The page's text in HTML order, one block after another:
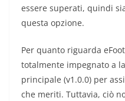
essere superati, quindi
questa opzione.
Per quanto riguarda
totalmente impegnato a
principale (v1.0.0) per
che meriti. Tuttavia, ciò